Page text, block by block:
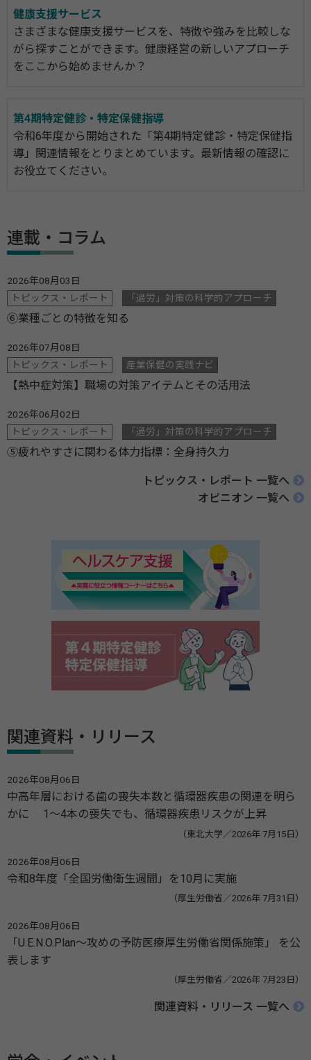
健康支援サービス
さまざまな健康支援サービスを、特徴や強みを比較しな
がら探すことができます。健康経営の新しいアプローチ
をここから始めませんか？
第4期特定健診・特定保健指導
令和6年度から開始された「第4期特定健診・特定保健指
導」関連情報をとりまとめています。最新情報の確認に
お役立てください。
連載・コラム
2026年08月03日
トピックス・レポート
「過労」対策の科学的アプローチ
⑥業種ごとの特徴を知る
2026年07月08日
トピックス・レポート
産業保健の実践ナビ
【熱中症対策】職場の対策アイテムとその活用法
2026年06月02日
トピックス・レポート
「過労」対策の科学的アプローチ
⑤疲れやすさに関わる体力指標：全身持久力
トピックス・レポート 一覧へ
オピニオン 一覧へ
関連資料・リリース
2026年08月06日
中高年層における歯の喪失本数と循環器疾患の関連を明ら
かに 1～4本の喪失でも、循環器疾患リスクが上昇
（東北大学／2026年 7月15日）
2026年08月06日
令和8年度「全国労働衛生週間」を10月に実施
（厚生労働省／2026年 7月31日）
2026年08月06日
「U.E.N.O.Plan～攻めの予防医療厚生労働省関係施策」 を公
表します
（厚生労働省／2026年 7月23日）
関連資料・リリース 一覧へ